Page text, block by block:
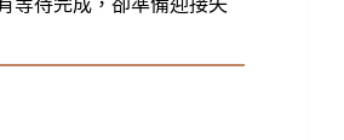
等待完成，卻準備迎接失